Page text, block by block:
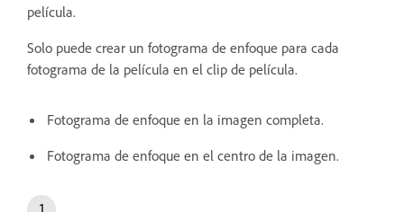
película.
Solo puede crear un fotograma de enfoque para cada
fotograma de la película en el clip de película.
Fotograma de enfoque en la imagen completa.
Fotograma de enfoque en el centro de la imagen.